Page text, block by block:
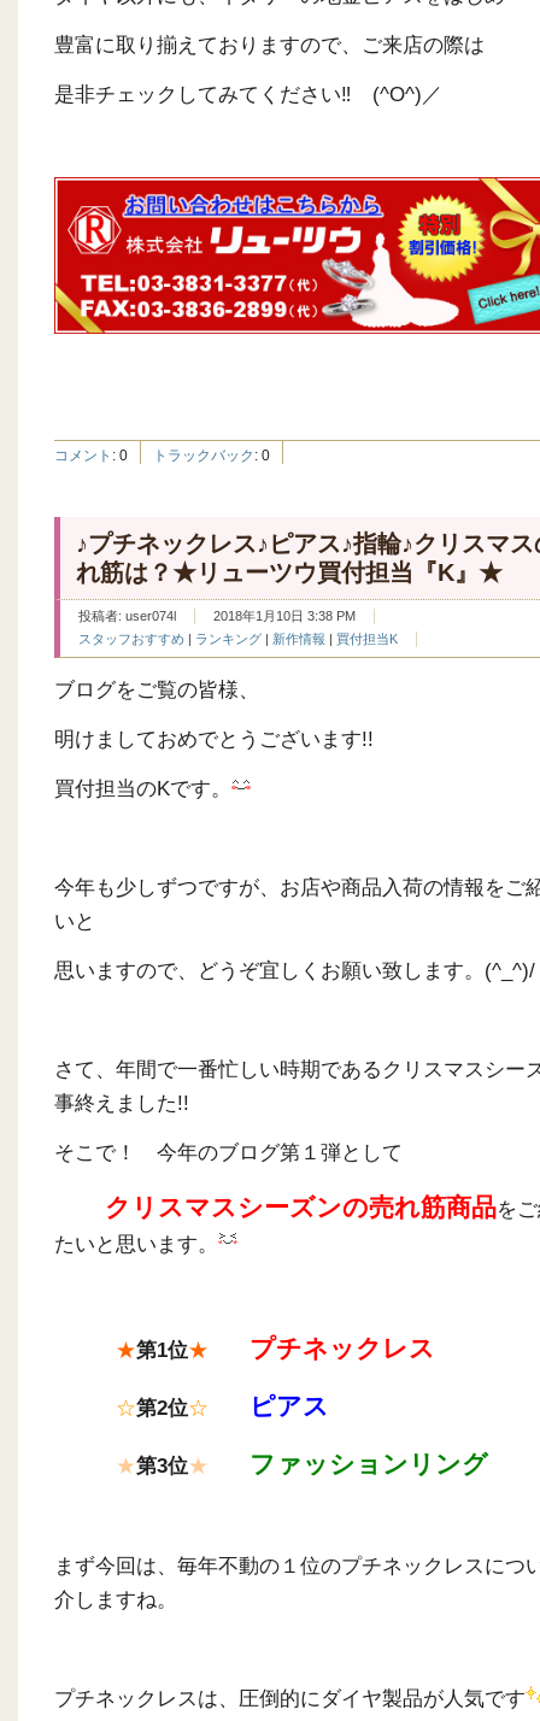
豊富に取り揃えておりますので、ご来店の際は
是非チェックしてみてください‼ (^O^)／
コメント : 0 トラックバック : 0
♪プチネックレス♪ピアス♪指輪♪クリスマス
れ筋は？★リューツウ買付担当『K』★
投稿者: user074l
2018年1月10日 3:38 PM
スタッフおすすめ
ランキング 新作情報 買付担当K
ブログをご覧の皆様、
明けましておめでとうございます!!
買付担当のKです。
今年も少しずつですが、お店や商品入荷の情報をご
いと
思いますので、どうぞ宜しくお願い致します。(^_^)/
さて、年間で一番忙しい時期であるクリスマスシー
事終えました!!
そこで！ 今年のブログ第１弾として
クリスマスシーズンの売れ筋商品を
たいと思います。
★第1位★ プチネックレス
☆第2位☆ ピアス
★第3位★ ファッションリング
まず今回は、毎年不動の１位のプチネックレスにつ
介しますね。
プチネックレスは、圧倒的にダイヤ製品が人気です